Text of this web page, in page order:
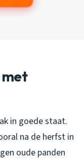
in goede staat.
na de herfst in
oude panden